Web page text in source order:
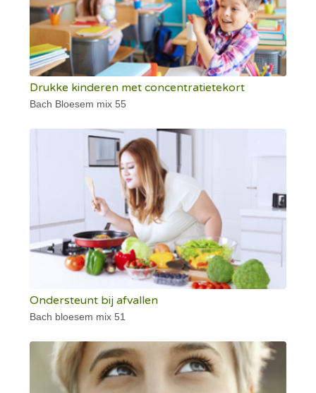
Drukke kinderen met concentratietekort
Bach Bloesem mix 55
Ondersteunt bij afvallen
Bach bloesem mix 51